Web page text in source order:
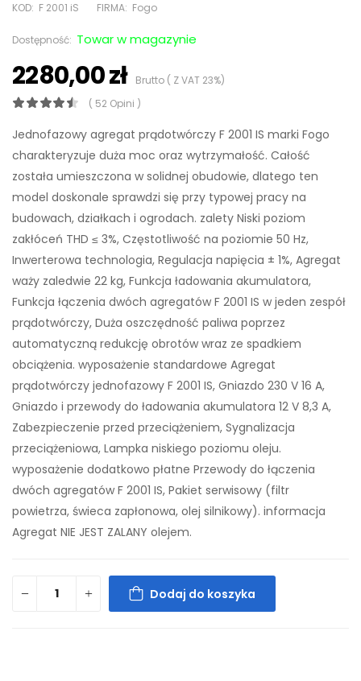
KOD: F 2001 iS FIRMA: Fogo
Dostępność: Towar w magazynie
2280,00 złBrutto ( Z VAT 23%)
( 52 Opini )
Jednofazowy agregat prądotwórczy F 2001 IS marki Fogo
charakteryzuje duża moc oraz wytrzymałość. Całość
została umieszczona w solidnej obudowie, dlatego ten
model doskonale sprawdzi się przy typowej pracy na
budowach, działkach i ogrodach. zalety Niski poziom
zakłóceń THD ≤ 3%, Częstotliwość na poziomie 50 Hz,
Inwerterowa technologia, Regulacja napięcia ± 1%, Agregat
waży zaledwie 22 kg, Funkcja ładowania akumulatora,
Funkcja łączenia dwóch agregatów F 2001 IS w jeden zespół
prądotwórczy, Duża oszczędność paliwa poprzez
automatyczną redukcję obrotów wraz ze spadkiem
obciążenia. wyposażenie standardowe Agregat
prądotwórczy jednofazowy F 2001 IS, Gniazdo 230 V 16 A,
Gniazdo i przewody do ładowania akumulatora 12 V 8,3 A,
Zabezpieczenie przed przeciążeniem, Sygnalizacja
przeciążeniowa, Lampka niskiego poziomu oleju.
wyposażenie dodatkowo płatne Przewody do łączenia
dwóch agregatów F 2001 IS, Pakiet serwisowy (filtr
powietrza, świeca zapłonowa, olej silnikowy). informacja
Agregat NIE JEST ZALANY olejem.
Dodaj do koszyka